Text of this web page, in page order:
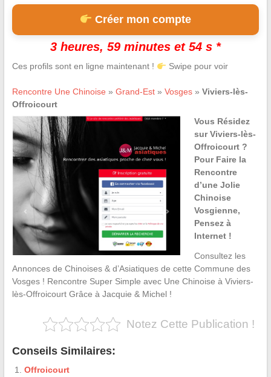
Créer mon compte
3 heures, 59 minutes et 54 s *
Ces profils sont en ligne maintenant ! Swipe pour voir
Rencontre Une Chinoise » Grand-Est» Vosges» Viviers-lès-
Offroicourt
Vous Résidez
sur Viviers-lès-
Offroicourt ?
Pour Faire la
Rencontre
d’une Jolie
Chinoise
Vosgienne,
Pensez à
Internet !
Consultez les
Annonces de Chinoises & d’Asiatiques de cette Commune des
Vosges ! Rencontre Super Simple avec Une Chinoise à Viviers-
lès-Offroicourt Grâce à Jacquie & Michel !
Notez Cette Publication !
Conseils Similaires:
Offroicourt